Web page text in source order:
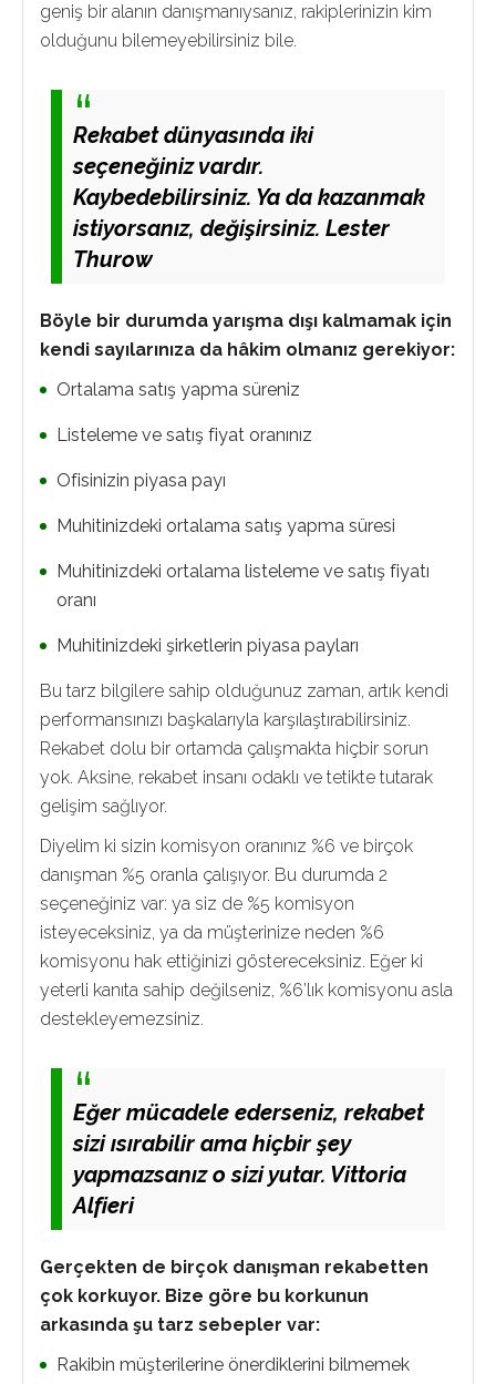
geniş bir alanın danışmanıysanız, rakiplerinizin kim
olduğunu bilemeyebilirsiniz bile.
Rekabet dünyasında iki
seçeneğiniz vardır.
Kaybedebilirsiniz. Ya da kazanmak
istiyorsanız, değişirsiniz. Lester
Thurow
Böyle bir durumda yarışma dışı kalmamak için
kendi sayılarınıza da hâkim olmanız gerekiyor:
Ortalama satış yapma süreniz
Listeleme ve satış fiyat oranınız
Ofisinizin piyasa payı
Muhitinizdeki ortalama satış yapma süresi
Muhitinizdeki ortalama listeleme ve satış fiyatı
oranı
Muhitinizdeki şirketlerin piyasa payları
Bu tarz bilgilere sahip olduğunuz zaman, artık kendi
performansınızı başkalarıyla karşılaştırabilirsiniz.
Rekabet dolu bir ortamda çalışmakta hiçbir sorun
yok. Aksine, rekabet insanı odaklı ve tetikte tutarak
gelişim sağlıyor.
Diyelim ki sizin komisyon oranınız %6 ve birçok
danışman %5 oranla çalışıyor. Bu durumda 2
seçeneğiniz var: ya siz de %5 komisyon
isteyeceksiniz, ya da müşterinize neden %6
komisyonu hak ettiğinizi göstereceksiniz. Eğer ki
yeterli kanıta sahip değilseniz, %6’lık komisyonu asla
destekleyemezsiniz.
Eğer mücadele ederseniz, rekabet
sizi ısırabilir ama hiçbir şey
yapmazsanız o sizi yutar. Vittoria
Alfieri
Gerçekten de birçok danışman rekabetten
çok korkuyor. Bize göre bu korkunun
arkasında şu tarz sebepler var:
Rakibin müşterilerine önerdiklerini bilmemek